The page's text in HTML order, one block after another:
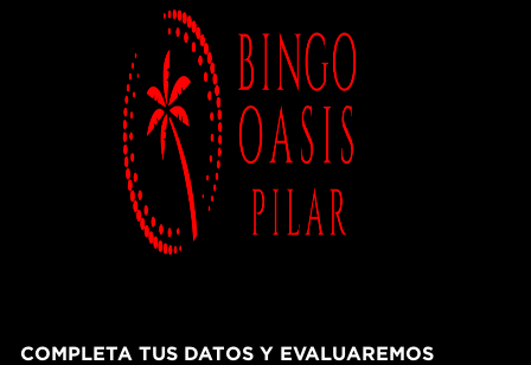
COMPLETA TUS DATOS Y EVALUAREMOS